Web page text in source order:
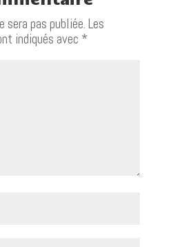
sera pas publiée. Les
indiqués avec *